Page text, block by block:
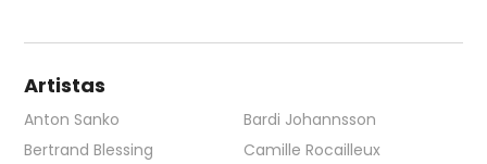
Artistas
Anton Sanko
Bardi Johannsson
Bertrand Blessing
Camille Rocailleux